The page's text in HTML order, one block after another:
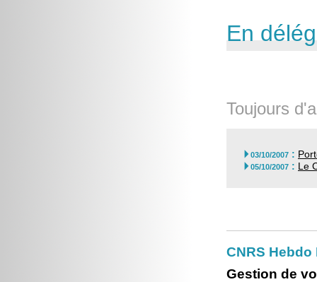
En
Toujours
03/10/2007 :
05/10/2007 : Le
CNRS
Gestion de